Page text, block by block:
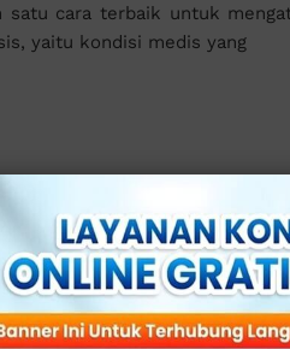
satu cara terbaik untuk
yaitu kondisi medis yang